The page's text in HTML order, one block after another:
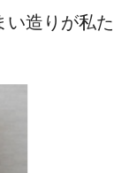
い造りが私た